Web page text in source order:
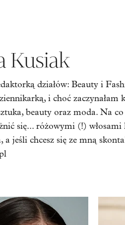
Kusiak
działów: Beauty i
i choć zaczynałam
beauty oraz moda. Na
się... różowymi (!) włosami
jeśli chcesz się ze mną